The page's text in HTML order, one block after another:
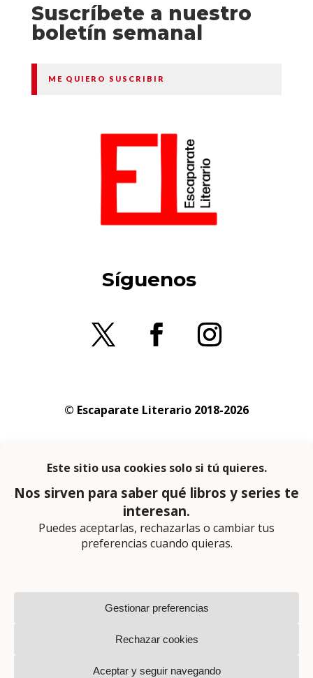
Suscríbete a nuestro
boletín semanal
ME QUIERO SUSCRIBIR
Síguenos
© Escaparate Literario 2018-2026
privacidad
En calidad de afiliado de Amazon obtengo
ingresos por las compras adscritas que